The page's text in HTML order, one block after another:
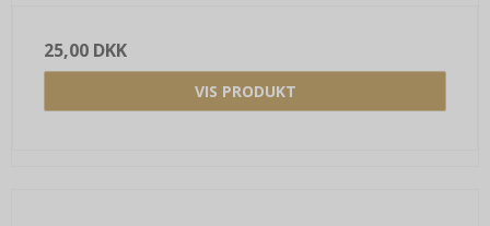
25,00 DKK
VIS PRODUKT